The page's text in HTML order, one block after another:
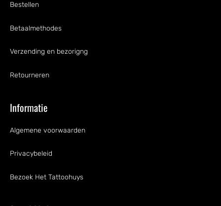
Bestellen
Betaalmethodes
Verzending en bezorigng
Retourneren
Informatie
Algemene voorwaarden
Privacybeleid
Bezoek Het Tattoohuys